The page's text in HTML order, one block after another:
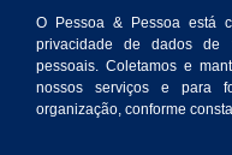
O Pessoa & Pessoa está
privacidade de dados de
pessoais. Coletamos e
nossos serviços e para
organização, conforme